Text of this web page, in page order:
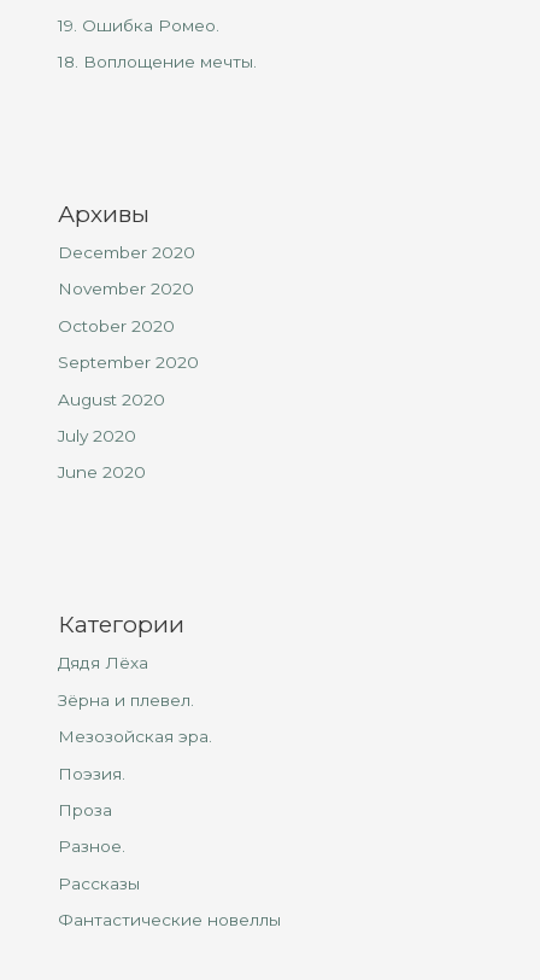
19. Ошибка Ромео.
18. Воплощение мечты.
Архивы
December 2020
November 2020
October 2020
September 2020
August 2020
July 2020
June 2020
Категории
Дядя Лёха
Зёрна и плевел.
Мезозойская эра.
Поэзия.
Проза
Разное.
Рассказы
Фантастические новеллы